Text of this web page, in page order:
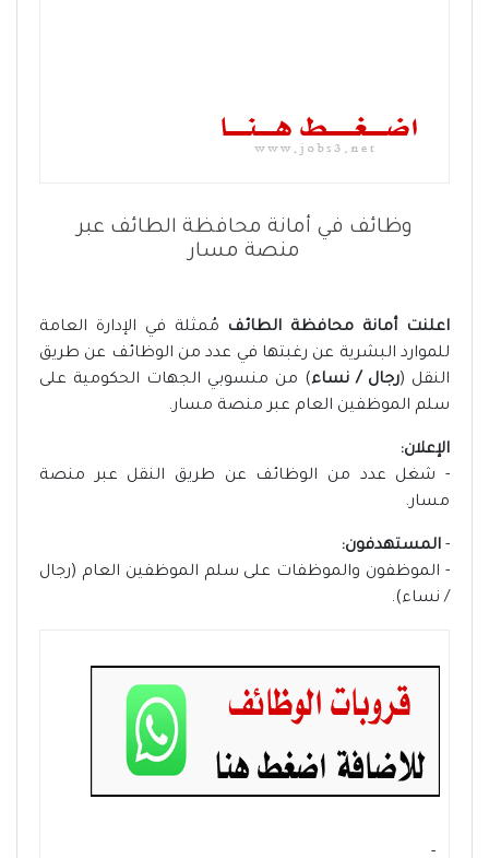
وظائف في أمانة محافظة الطائف عبر
منصة مسار
اعلنت أمانة محافظة الطائف مُمثلة في الإدارة العامة
للموارد البشرية عن رغبتها في عدد من الوظائف عن طريق
النقل (رجال / نساء) من منسوبي الجهات الحكومية على
سلم الموظفين العام عبر منصة مسار.
الإعلان:
- شغل عدد من الوظائف عن طريق النقل عبر منصة
مسار.
- المستهدفون:
- الموظفون والموظفات على سلم الموظفين العام (رجال
/ نساء).
- ‏